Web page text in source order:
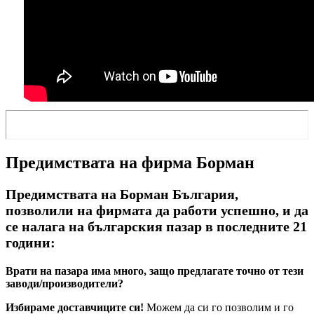
Предимствата на фирма Борман
Предимствата на Борман България,
позволили на фирмата да работи успешно, и да
се налага на българския пазар в последните 21
години:
Врати на пазара има много, защо предлагате точно от тези
заводи/производители?
Избираме доставчиците си! Можем да си го позволим и го